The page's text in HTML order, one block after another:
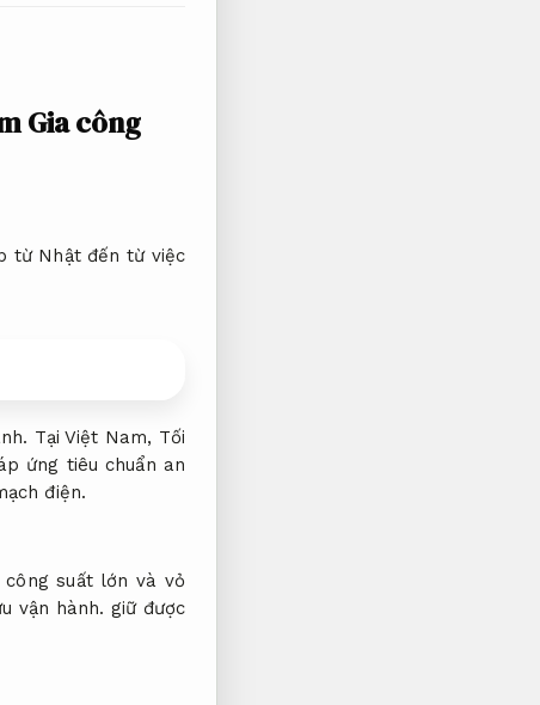
Gia công
từ Nhật đến từ việc
Tại Việt Nam, Tối
ứng tiêu chuẩn an
điện.
suất lớn và vỏ
vận hành. giữ được